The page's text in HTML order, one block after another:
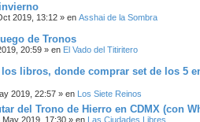
2019, 13:12 » en Asshai de la Sombra
de Tronos
20:59 » en El Vado del Titiritero
libros, donde comprar set de los 5
2019, 22:57 » en Los Siete Reinos
del Trono de Hierro en CDMX (con
May 2019, 17:30 » en Las Ciudades Libres